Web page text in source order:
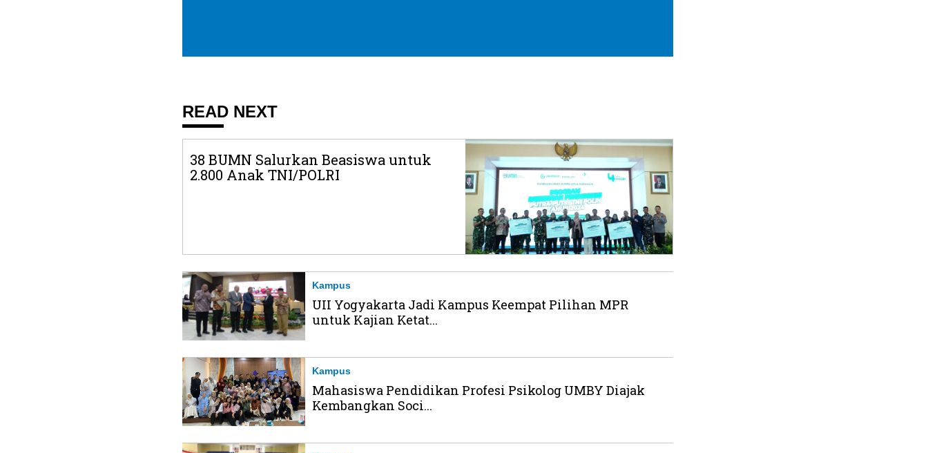
READ NEXT
38 BUMN Salurkan Beasiswa untuk
2.800 Anak TNI/POLRI
Kampus
UII Yogyakarta Jadi Kampus Keempat Pilihan MPR
untuk Kajian Ketat...
Kampus
Mahasiswa Pendidikan Profesi Psikolog UMBY Diajak
Kembangkan Soci...